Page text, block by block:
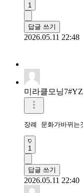
1
답글 쓰기
2026.05.11 22:48
미라클모닝
장례 문화가바뀌
1
답글 쓰기
2026.05.11 22:40